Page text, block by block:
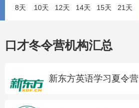
8天
10天 12天 14天 15天 21天
口才冬令营机构汇总
新东方英语学习夏令营